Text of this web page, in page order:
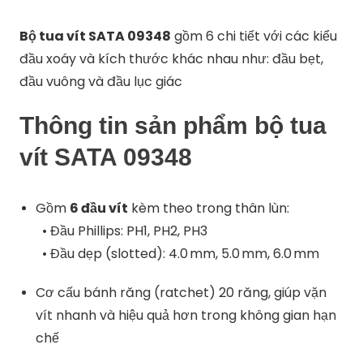
Bộ tua vít SATA 09348 gồm 6 chi tiết với các kiểu
đầu xoáy và kích thước khác nhau như: đầu bẹt,
đầu vuông và đầu lục giác
Thông tin sản phẩm bộ tua
vít SATA 09348
Gồm 6 đầu vít kèm theo trong thân lùn:
• Đầu Phillips: PH1, PH2, PH3
• Đầu dẹp (slotted): 4.0 mm, 5.0 mm, 6.0 mm
Cơ cấu bánh răng (ratchet) 20 răng, giúp vặn
vít nhanh và hiệu quả hơn trong không gian hạn
chế